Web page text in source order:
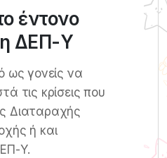
έντονο
ΔΕΠ-Υ
ως γονείς να
τις κρίσεις που
Διαταραχής
ή και
Υ.